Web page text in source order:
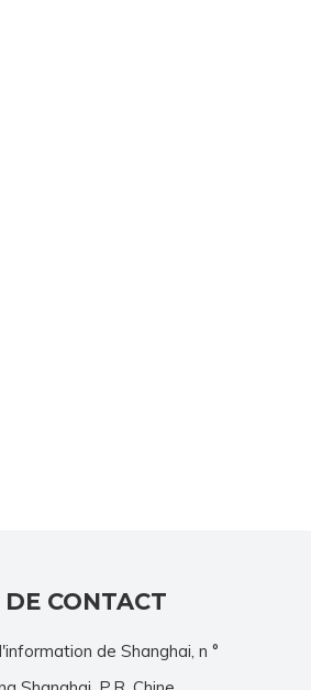
CONTACT
de Shanghai, n °